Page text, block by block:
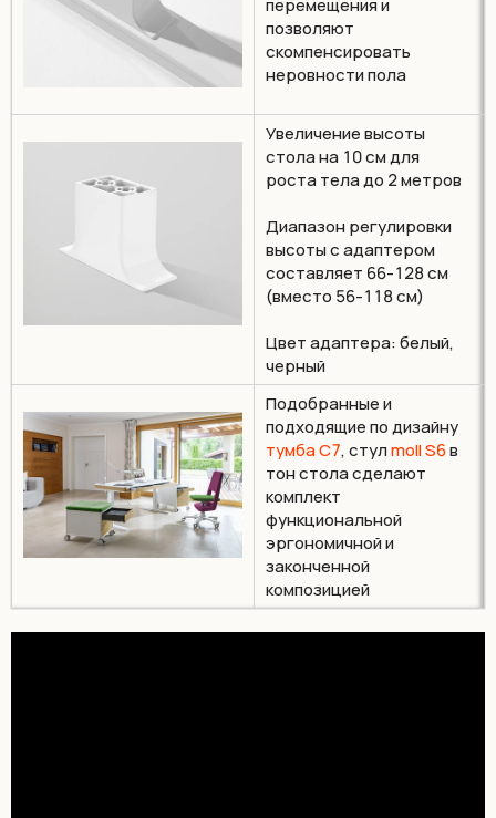
перемещения и
позволяют
скомпенсировать
неровности пола
Увеличение высоты
стола на 10 см для
роста тела до 2 метров
Диапазон регулировки
высоты с адаптером
составляет 66-128 см
(вместо 56-118 см)
Цвет адаптера: белый,
черный
Подобранные и
подходящие по дизайну
тумба С7, стулmoll S6в
тон стола сделают
комплект
функциональной
эргономичной и
законченной
композицией